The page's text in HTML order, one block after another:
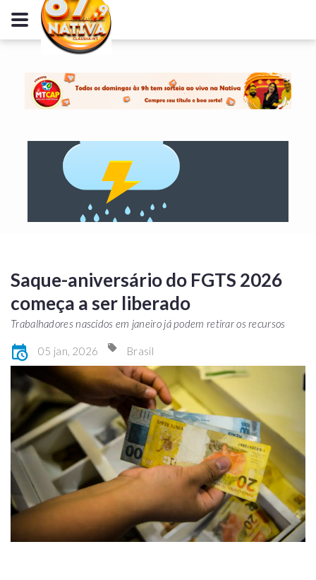
Saque-aniversário do FGTS 2026
começa a ser liberado
Trabalhadores nascidos em janeiro já podem retirar os recursos
05 jan, 2026 Brasil